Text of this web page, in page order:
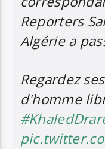
Reporters
Algérie a
Regardez
d'homme